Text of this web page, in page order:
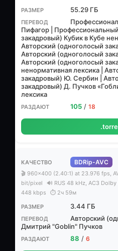
55.29 ГБ
Пифагор |
закадровый) Кубик в Кубе
Авторский (одноголосый
Авторский (одноголосый
Авторский (одноголосый
ненормативная лексика |
закадровый) Ю. Сербин |
закадровый) Д. Пучков
лексика
105 / 18
BDRip-AVC
🎬 960x400 (2.40:1) at 23.976 fps,
bit/pixel
🔊 RUS 48 kHz, AC3
448 kbps
⏱ 2ч 59м
3.44 ГБ
Авторский
Дмитрий "Goblin" Пучков
88 / 6